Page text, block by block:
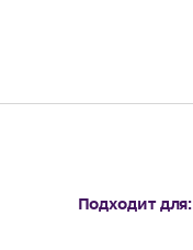
Подходит для: